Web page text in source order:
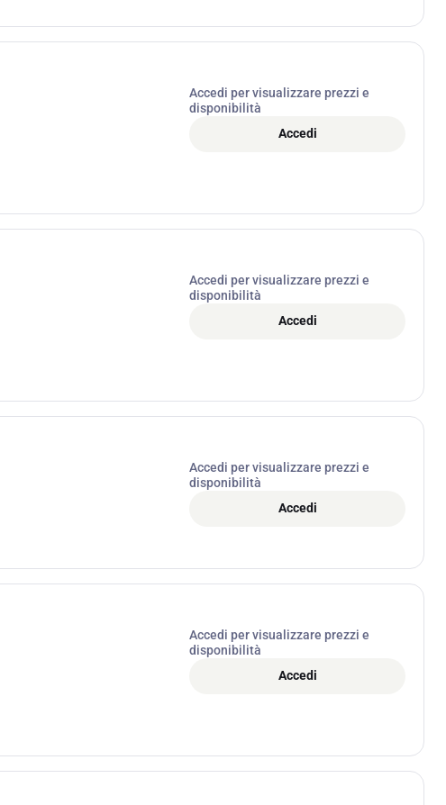
Accedi per visualizzare prezzi e
disponibilità
Accedi
Accedi per visualizzare prezzi e
disponibilità
Accedi
Accedi per visualizzare prezzi e
disponibilità
Accedi
Accedi per visualizzare prezzi e
disponibilità
Accedi